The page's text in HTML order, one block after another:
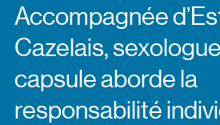
Accompagnée
Cazelais,
capsule aborde la
responsabilité